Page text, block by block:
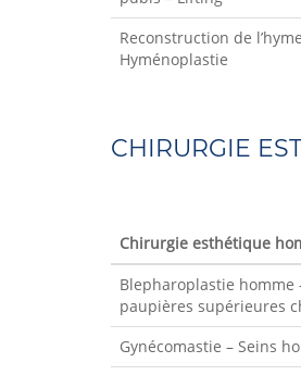
Reconstruction de
Hyménoplastie
CHIRURGIE
Chirurgie esthétique
Blepharoplastie homme
paupières supérieures
Gynécomastie – Seins